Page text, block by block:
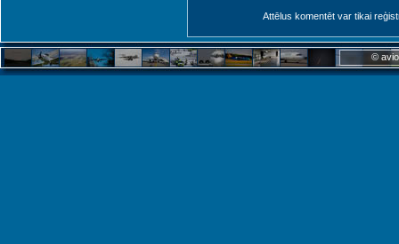
Attēlus komentēt var tikai
©